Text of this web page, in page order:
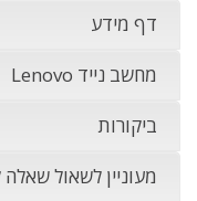
דף מידע
מחשב נייד Lenovo
ביקורות
מעוניין לשאול